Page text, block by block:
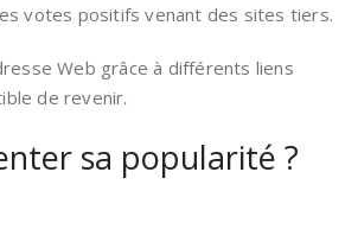
votes positifs venant des sites tiers.
Web grâce à différents liens
de revenir.
sa popularité ?